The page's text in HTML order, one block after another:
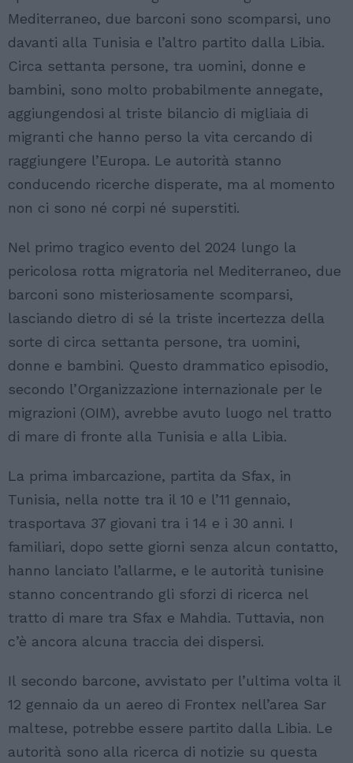
Mediterraneo, due barconi sono scomparsi, uno
davanti alla Tunisia e l’altro partito dalla Libia.
Circa settanta persone, tra uomini, donne e
bambini, sono molto probabilmente annegate,
aggiungendosi al triste bilancio di migliaia di
migranti che hanno perso la vita cercando di
raggiungere l’Europa. Le autorità stanno
conducendo ricerche disperate, ma al momento
non ci sono né corpi né superstiti.
Nel primo tragico evento del 2024 lungo la
pericolosa rotta migratoria nel Mediterraneo, due
barconi sono misteriosamente scomparsi,
lasciando dietro di sé la triste incertezza della
sorte di circa settanta persone, tra uomini,
donne e bambini. Questo drammatico episodio,
secondo l’Organizzazione internazionale per le
migrazioni (OIM), avrebbe avuto luogo nel tratto
di mare di fronte alla Tunisia e alla Libia.
La prima imbarcazione, partita da Sfax, in
Tunisia, nella notte tra il 10 e l’11 gennaio,
trasportava 37 giovani tra i 14 e i 30 anni. I
familiari, dopo sette giorni senza alcun contatto,
hanno lanciato l’allarme, e le autorità tunisine
stanno concentrando gli sforzi di ricerca nel
tratto di mare tra Sfax e Mahdia. Tuttavia, non
c’è ancora alcuna traccia dei dispersi.
Il secondo barcone, avvistato per l’ultima volta il
12 gennaio da un aereo di Frontex nell’area Sar
maltese, potrebbe essere partito dalla Libia. Le
autorità sono alla ricerca di notizie su questa